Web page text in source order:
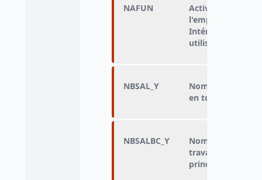
NAFUN
Activité
l'emploi principal
Intérimaires
utilisateur
NBSAL_Y
Nombre détaillé
en tout dans
NBSALBC_Y
Nombre
travaillent en
principal)